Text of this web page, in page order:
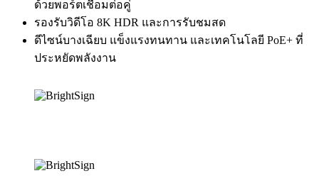
ด้วยพอร์ตเชื่อมต่อคู่
รองรับวิดีโอ 8K HDR และการรับชมสด
ดีไซน์บางเฉียบ แข็งแรงทนทาน และเทคโนโลยี PoE+ ที่
ประหยัดพลังงาน